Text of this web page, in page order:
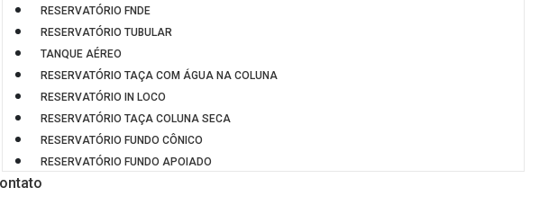
RESERVATÓRIO FNDE
RESERVATÓRIO TUBULAR
TANQUE AÉREO
RESERVATÓRIO TAÇA COM ÁGUA NA COLUNA
RESERVATÓRIO IN LOCO
RESERVATÓRIO TAÇA COLUNA SECA
RESERVATÓRIO FUNDO CÔNICO
RESERVATÓRIO FUNDO APOIADO